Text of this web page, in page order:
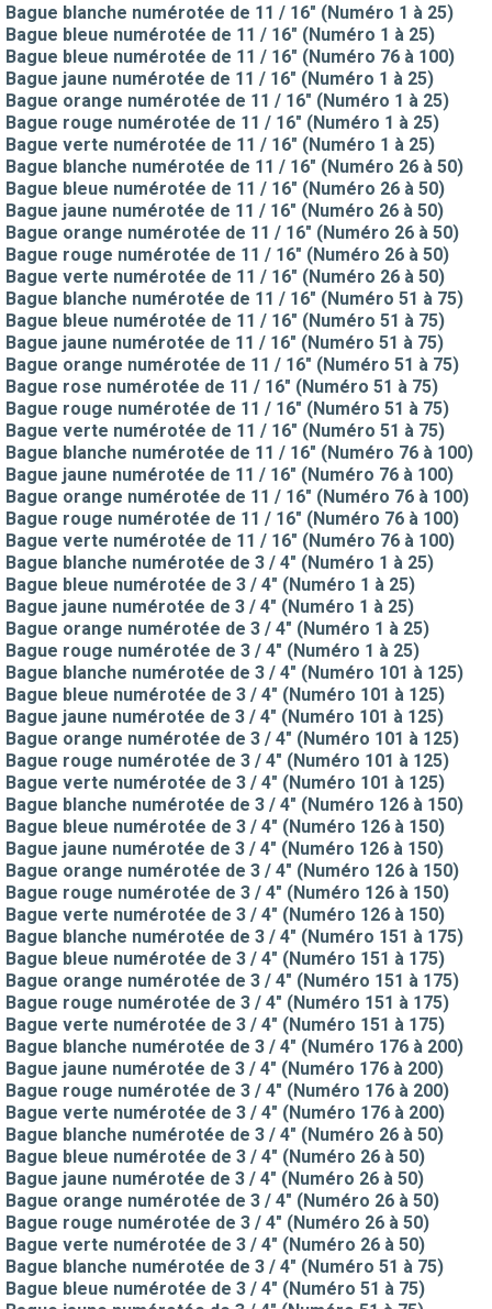
Bague blanche numérotée de 11 / 16" (Numéro 1 à 25)
Bague bleue numérotée de 11 / 16" (Numéro 1 à 25)
Bague bleue numérotée de 11 / 16" (Numéro 76 à 100)
Bague jaune numérotée de 11 / 16" (Numéro 1 à 25)
Bague orange numérotée de 11 / 16" (Numéro 1 à 25)
Bague rouge numérotée de 11 / 16" (Numéro 1 à 25)
Bague verte numérotée de 11 / 16" (Numéro 1 à 25)
Bague blanche numérotée de 11 / 16" (Numéro 26 à 50)
Bague bleue numérotée de 11 / 16" (Numéro 26 à 50)
Bague jaune numérotée de 11 / 16" (Numéro 26 à 50)
Bague orange numérotée de 11 / 16" (Numéro 26 à 50)
Bague rouge numérotée de 11 / 16" (Numéro 26 à 50)
Bague verte numérotée de 11 / 16" (Numéro 26 à 50)
Bague blanche numérotée de 11 / 16" (Numéro 51 à 75)
Bague bleue numérotée de 11 / 16" (Numéro 51 à 75)
Bague jaune numérotée de 11 / 16" (Numéro 51 à 75)
Bague orange numérotée de 11 / 16" (Numéro 51 à 75)
Bague rose numérotée de 11 / 16" (Numéro 51 à 75)
Bague rouge numérotée de 11 / 16" (Numéro 51 à 75)
Bague verte numérotée de 11 / 16" (Numéro 51 à 75)
Bague blanche numérotée de 11 / 16" (Numéro 76 à 100)
Bague jaune numérotée de 11 / 16" (Numéro 76 à 100)
Bague orange numérotée de 11 / 16" (Numéro 76 à 100)
Bague rouge numérotée de 11 / 16" (Numéro 76 à 100)
Bague verte numérotée de 11 / 16" (Numéro 76 à 100)
Bague blanche numérotée de 3 / 4" (Numéro 1 à 25)
Bague bleue numérotée de 3 / 4" (Numéro 1 à 25)
Bague jaune numérotée de 3 / 4" (Numéro 1 à 25)
Bague orange numérotée de 3 / 4" (Numéro 1 à 25)
Bague rouge numérotée de 3 / 4" (Numéro 1 à 25)
Bague blanche numérotée de 3 / 4" (Numéro 101 à 125)
Bague bleue numérotée de 3 / 4" (Numéro 101 à 125)
Bague jaune numérotée de 3 / 4" (Numéro 101 à 125)
Bague orange numérotée de 3 / 4" (Numéro 101 à 125)
Bague rouge numérotée de 3 / 4" (Numéro 101 à 125)
Bague verte numérotée de 3 / 4" (Numéro 101 à 125)
Bague blanche numérotée de 3 / 4" (Numéro 126 à 150)
Bague bleue numérotée de 3 / 4" (Numéro 126 à 150)
Bague jaune numérotée de 3 / 4" (Numéro 126 à 150)
Bague orange numérotée de 3 / 4" (Numéro 126 à 150)
Bague rouge numérotée de 3 / 4" (Numéro 126 à 150)
Bague verte numérotée de 3 / 4" (Numéro 126 à 150)
Bague blanche numérotée de 3 / 4" (Numéro 151 à 175)
Bague bleue numérotée de 3 / 4" (Numéro 151 à 175)
Bague orange numérotée de 3 / 4" (Numéro 151 à 175)
Bague rouge numérotée de 3 / 4" (Numéro 151 à 175)
Bague verte numérotée de 3 / 4" (Numéro 151 à 175)
Bague blanche numérotée de 3 / 4" (Numéro 176 à 200)
Bague jaune numérotée de 3 / 4" (Numéro 176 à 200)
Bague rouge numérotée de 3 / 4" (Numéro 176 à 200)
Bague verte numérotée de 3 / 4" (Numéro 176 à 200)
Bague blanche numérotée de 3 / 4" (Numéro 26 à 50)
Bague bleue numérotée de 3 / 4" (Numéro 26 à 50)
Bague jaune numérotée de 3 / 4" (Numéro 26 à 50)
Bague orange numérotée de 3 / 4" (Numéro 26 à 50)
Bague rouge numérotée de 3 / 4" (Numéro 26 à 50)
Bague verte numérotée de 3 / 4" (Numéro 26 à 50)
Bague blanche numérotée de 3 / 4" (Numéro 51 à 75)
Bague bleue numérotée de 3 / 4" (Numéro 51 à 75)